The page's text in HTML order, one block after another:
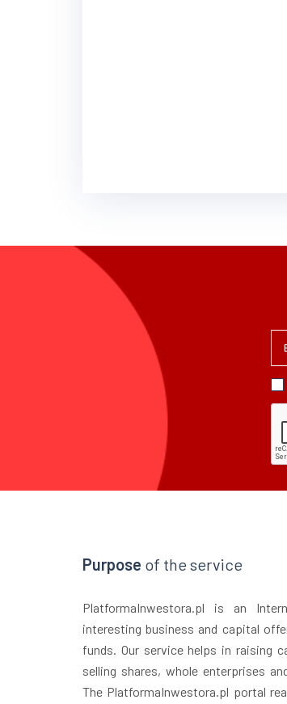
Purpose of the service
PlatformaInwestora.pl is an
interesting business and capital
funds. Our service helps in raising
selling shares, whole enterprises
The PlatformaInwestora.pl portal